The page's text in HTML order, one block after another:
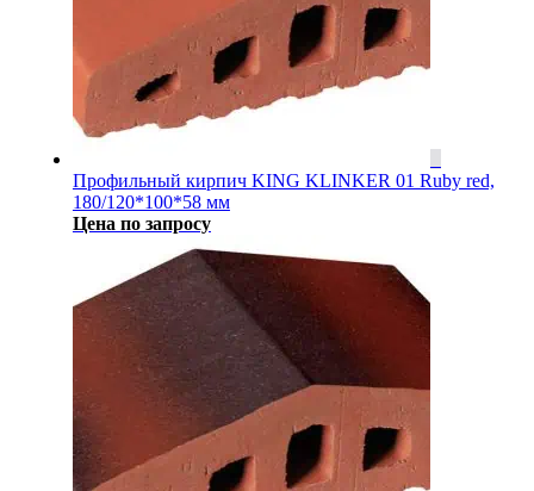
Профильный кирпич KING KLINKER 01 Ruby red,
180/120*100*58 мм
Цена по запросу